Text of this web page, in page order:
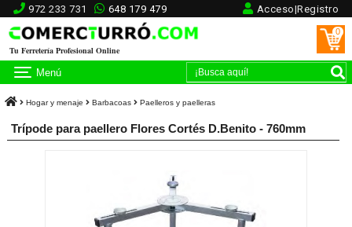
972 233 731 648 179 479 Acceso|Registro
Tu Ferretería Profesional Online
0
Menú
Hogar y menaje Barbacoas Paelleros y paelleras
Trípode para paellero Flores Cortés D.Benito - 760mm